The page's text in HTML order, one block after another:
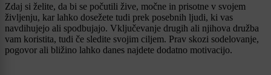
Zdaj si želite, da bi se počutili žive, močne in prisotne v svojem
življenju, kar lahko dosežete tudi prek posebnih ljudi, ki vas
navdihujejo ali spodbujajo. Vključevanje drugih ali njihova družba
vam koristita, tudi če sledite svojim ciljem. Prav skozi sodelovanje,
pogovor ali bližino lahko danes najdete dodatno motivacijo.